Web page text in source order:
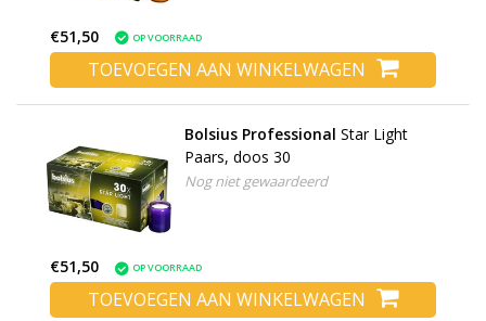
€51,50 OP VOORRAAD
TOEVOEGEN AAN WINKELWAGEN
Bolsius Professional Star Light
Paars, doos 30
Nog niet gewaardeerd
€51,50 OP VOORRAAD
TOEVOEGEN AAN WINKELWAGEN